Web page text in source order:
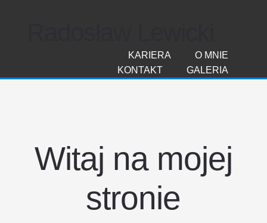
O MNIE
KARIERA
GALERIA
KONTAKT
Witaj na mojej
stronie